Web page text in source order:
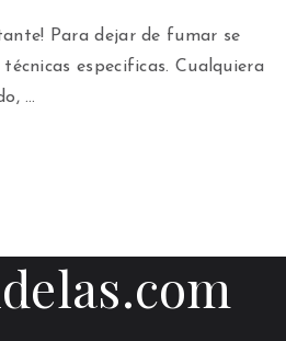
Para dejar de fumar se
especificas. Cualquiera
…